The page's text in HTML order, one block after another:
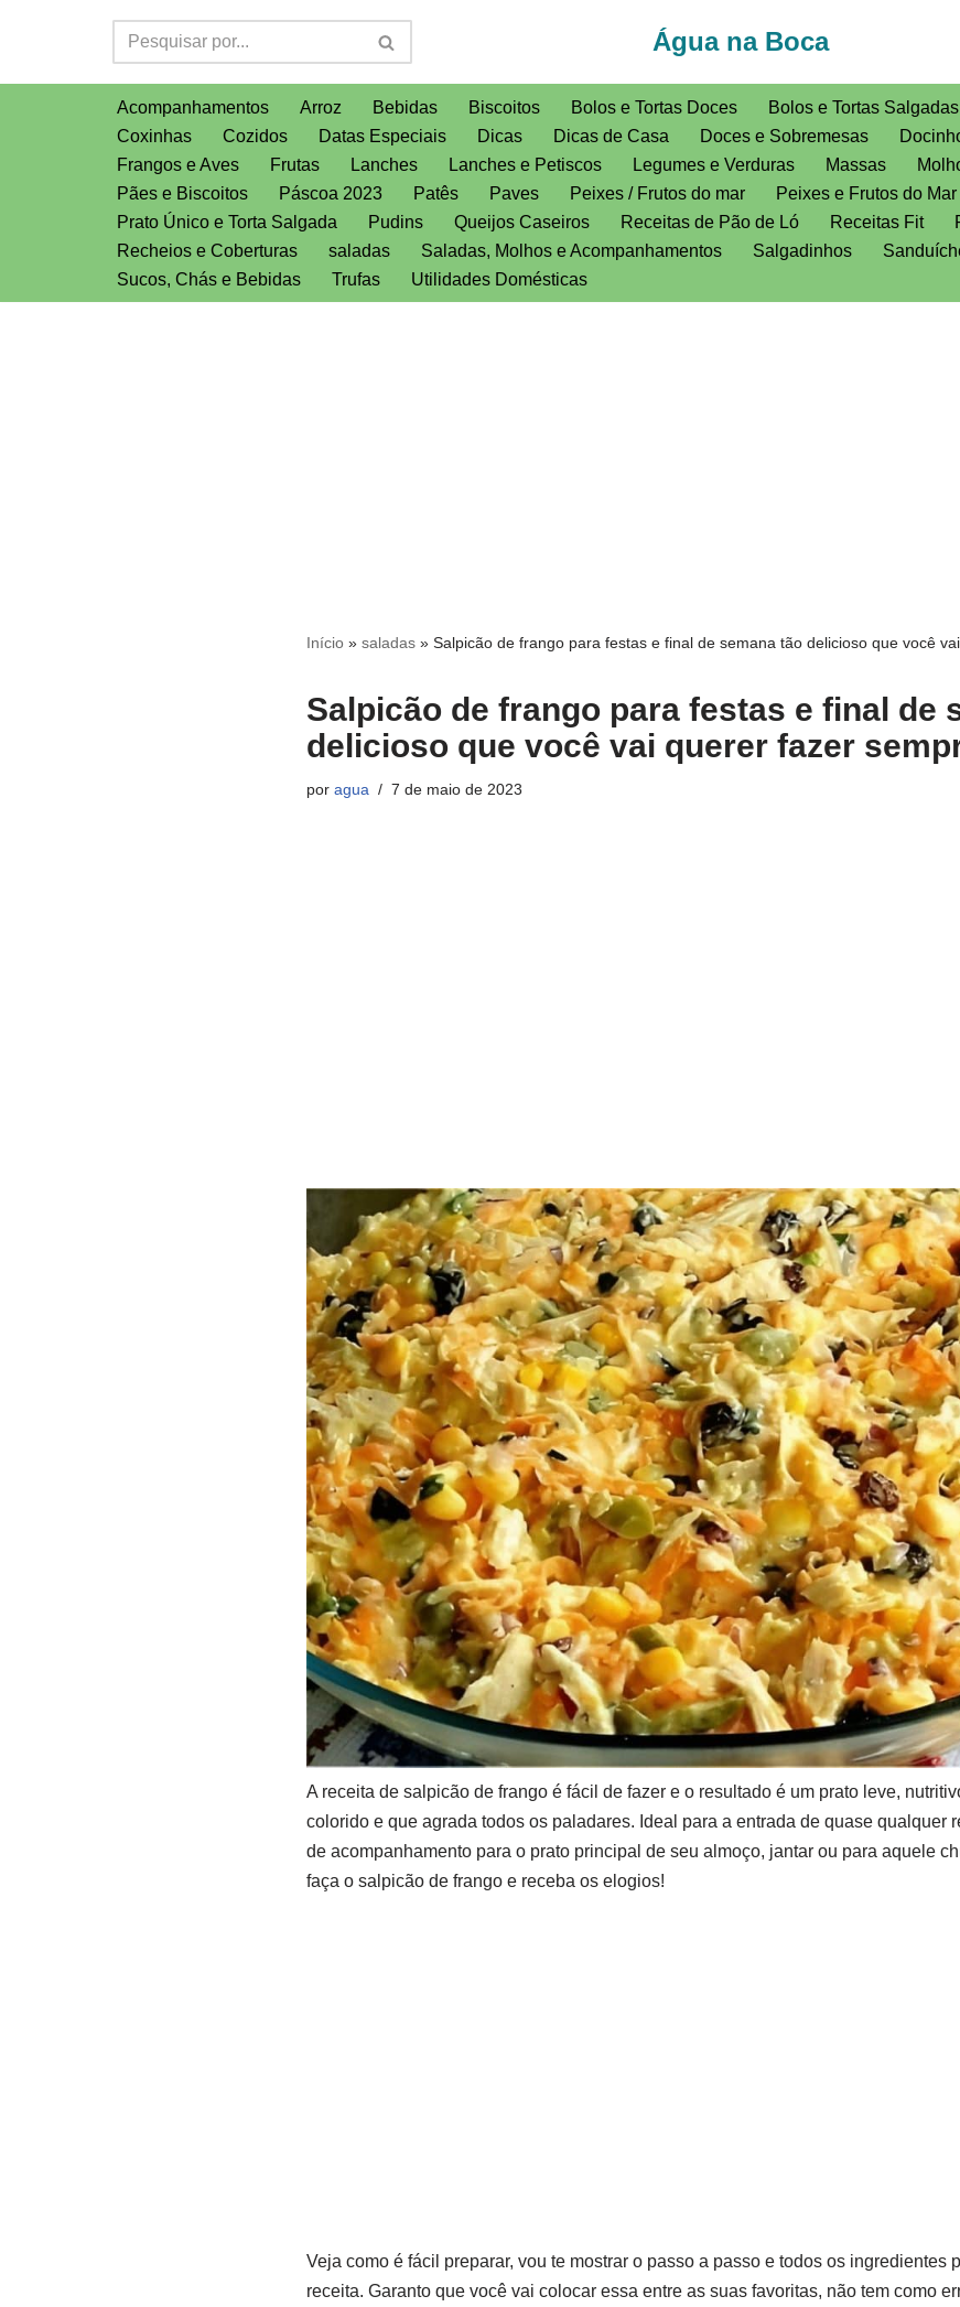
Água na Boca
Acompanhamentos Arroz Bebidas Biscoitos Bolos e Tortas Doces Bolos e Tortas Salgadas
Coxinhas
Cozidos Datas Especiais Dicas Dicas de Casa Doces e Sobremesas
Frangos e Aves
Frutas Lanches Lanches e Petiscos Legumes e Verduras Massas
Pães e Biscoitos
Páscoa 2023 Patês Paves Peixes / Frutos do mar Peixes e Frutos do Mar
Prato Único e Torta Salgada
Pudins Queijos Caseiros Receitas de Pão de Ló Receitas Fit
Recheios e Coberturas
saladas Saladas, Molhos e Acompanhamentos Salgadinhos
Sucos, Chás e Bebidas
Trufas Utilidades Domésticas
Início» saladas» Salpicão de frango para festas e final de semana tão delicioso que você
Salpicão de frango para festas e final de
delicioso que você vai querer fazer
por agua 7 de maio de 2023
A receita de salpicão de frango é fácil de fazer e o resultado é um prato leve,
colorido e que agrada todos os paladares. Ideal para a entrada de quase qualquer
de acompanhamento para o prato principal de seu almoço, jantar ou para aquele
faça o salpicão de frango e receba os elogios!
Veja como é fácil preparar, vou te mostrar o passo a passo e todos os ingredientes
receita. Garanto que você vai colocar essa entre as suas favoritas, não tem como